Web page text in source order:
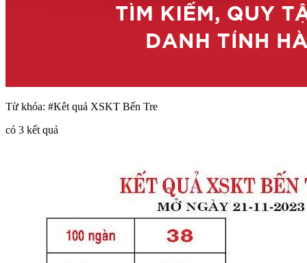
Từ khóa: #Kêt quả XSKT Bến Tre
có 3 kết quả